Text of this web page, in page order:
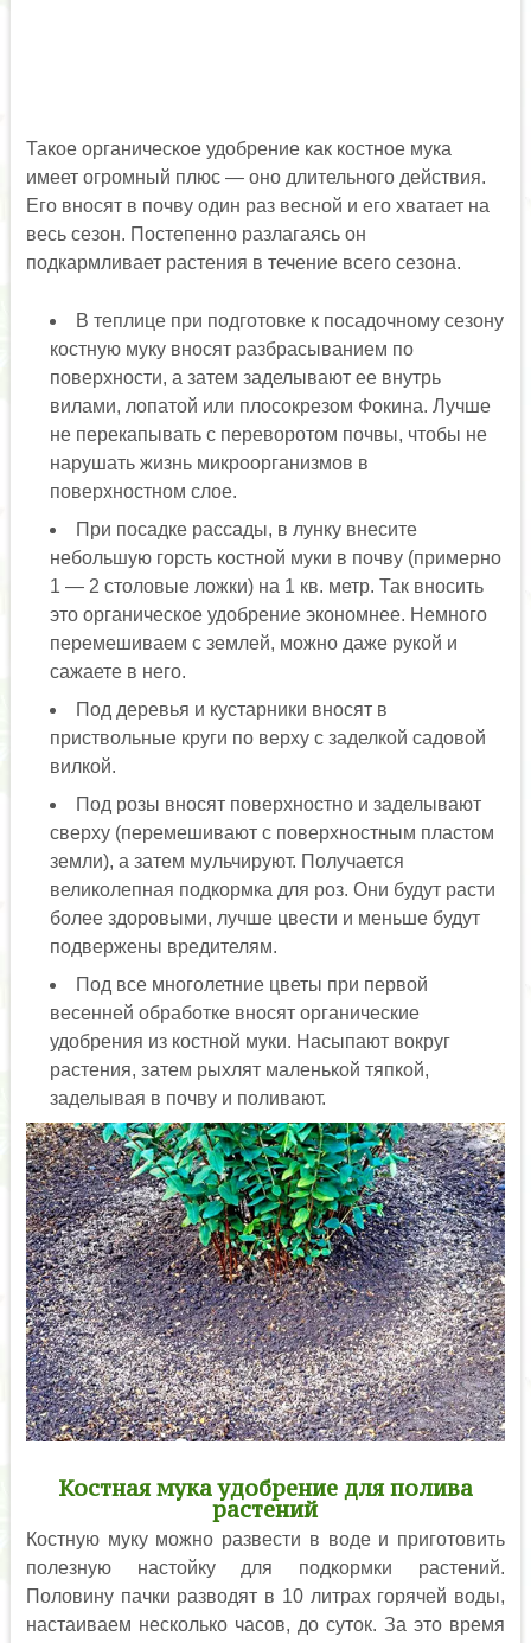
Такое органическое удобрение как костное мука
имеет огромный плюс — оно длительного действия.
Его вносят в почву один раз весной и его хватает на
весь сезон. Постепенно разлагаясь он
подкармливает растения в течение всего сезона.
В теплице при подготовке к посадочному сезону
костную муку вносят разбрасыванием по
поверхности, а затем заделывают ее внутрь
вилами, лопатой или плосокрезом Фокина. Лучше
не перекапывать с переворотом почвы, чтобы не
нарушать жизнь микроорганизмов в
поверхностном слое.
При посадке рассады, в лунку внесите
небольшую горсть костной муки в почву (примерно
1 — 2 столовые ложки) на 1 кв. метр. Так вносить
это органическое удобрение экономнее. Немного
перемешиваем с землей, можно даже рукой и
сажаете в него.
Под деревья и кустарники вносят в
приствольные круги по верху с заделкой садовой
вилкой.
Под розы вносят поверхностно и заделывают
сверху (перемешивают с поверхностным пластом
земли), а затем мульчируют. Получается
великолепная подкормка для роз. Они будут расти
более здоровыми, лучше цвести и меньше будут
подвержены вредителям.
Под все многолетние цветы при первой
весенней обработке вносят органические
удобрения из костной муки. Насыпают вокруг
растения, затем рыхлят маленькой тяпкой,
заделывая в почву и поливают.
Костная мука удобрение для полива
растений
Костную муку можно развести в воде и приготовить
полезную настойку для подкормки растений.
Половину пачки разводят в 10 литрах горячей воды,
настаиваем несколько часов, до суток. За это время